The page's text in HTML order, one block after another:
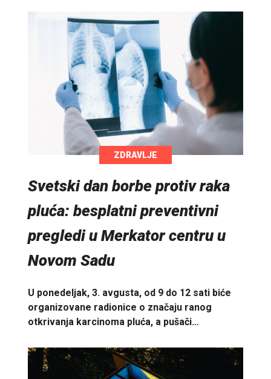
ZDRAVLJE
Svetski dan borbe protiv raka
pluća: besplatni preventivni
pregledi u Merkator centru u
Novom Sadu
U ponedeljak, 3. avgusta, od 9 do 12 sati biće
organizovane radionice o značaju ranog
otkrivanja karcinoma pluća, a pušači…